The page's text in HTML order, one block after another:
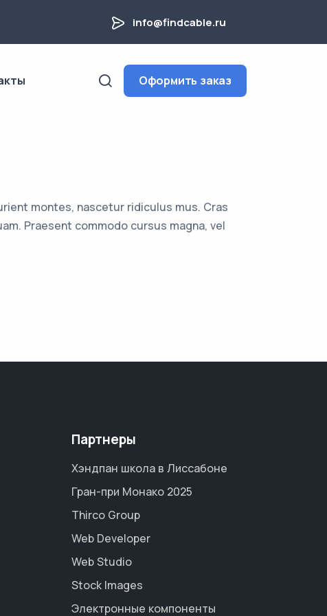
info@findcable.ru
Оформить заказ
montes, nascetur ridiculus mus. Cras
Praesent commodo cursus magna, vel
Партнеры
Хэндпан школа в Лиссабоне
Гран-при Монако 2025
Thirco Group
Web Developer
Web Studio
Stock Images
Электронные компоненты